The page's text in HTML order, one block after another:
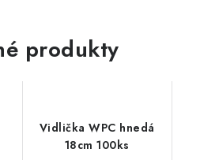
produkty
Vidlička WPC hnedá
18cm 100ks